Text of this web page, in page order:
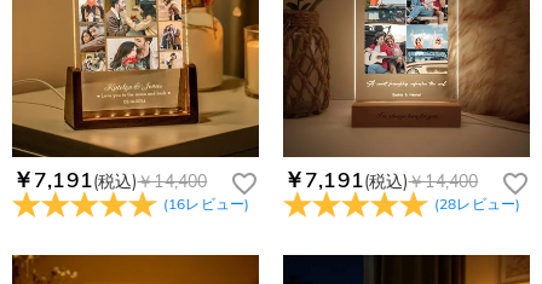
￥7,191(税込)￥14,400
(16レビュー)
￥7,191(税込)￥14,400
(28レビュー)